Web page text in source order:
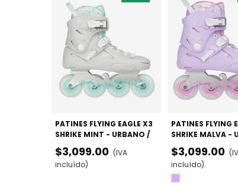
PATINES FLYING EAGLE X3
SHRIKE MINT - URBANO /
FREESKATE (DOBLE TALLA)
$3,099.00 (IVA
incluído)
PATINES FLYING
SHRIKE MALVA -
FREESKATE
$3,099.00
incluído)